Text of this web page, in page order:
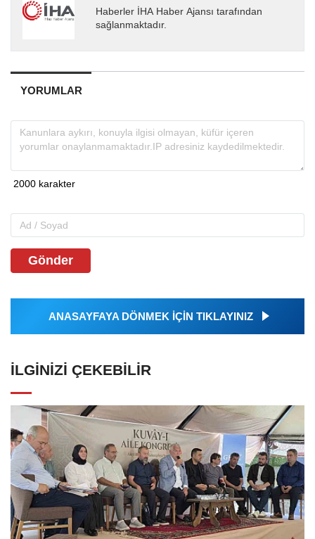
Haberler İHA Haber Ajansı tarafından
sağlanmaktadır.
YORUMLAR
Gönder
ANASAYFAYA DÖNMEK İÇİN TIKLAYINIZ
İLGINIZI ÇEKEBILIR